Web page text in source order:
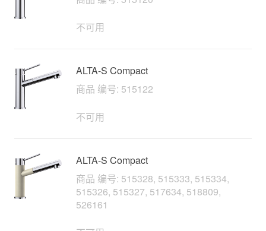
不可用
ALTA-S Compact
商品 编号: 515122
不可用
ALTA-S Compact
商品 编号: 515328, 515333, 515334,
515326, 515327, 517634, 518809,
526161